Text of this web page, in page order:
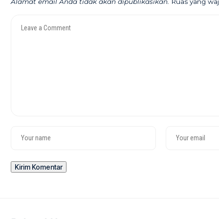
Alamat email Anda tidak akan dipublikasikan. Ruas yang